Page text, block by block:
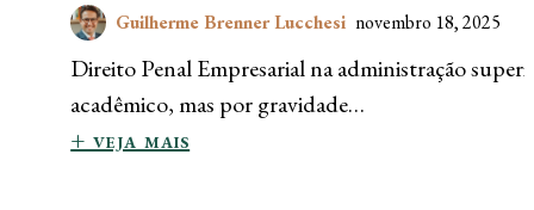
Guilherme Brenner Lucchesi novembro 18, 2025
Direito Penal Empresarial na administração
acadêmico, mas por gravidade…
+ veja mais